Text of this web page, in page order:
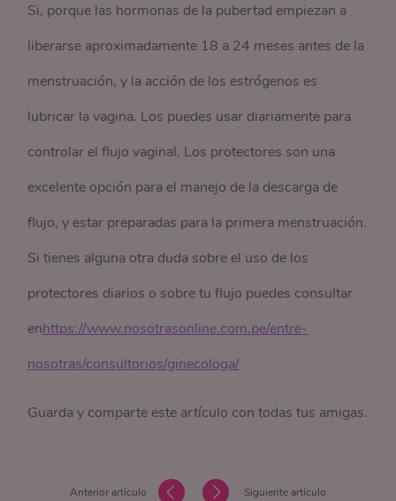
Si, porque las hormonas de la pubertad empiezan a
liberarse aproximadamente 18 a 24 meses antes de la
menstruación, y la acción de los estrógenos es
lubricar la vagina. Los puedes usar diariamente para
controlar el flujo vaginal. Los protectores son una
excelente opción para el manejo de la descarga de
flujo, y estar preparadas para la primera menstruación.
Si tienes alguna otra duda sobre el uso de los
protectores diarios o sobre tu flujo puedes consultar
enhttps://www.nosotrasonline.com.pe/entre-
nosotras/consultorios/ginecologa/
Guarda y comparte este artículo con todas tus amigas.
Anterior artículo Siguiente artículo